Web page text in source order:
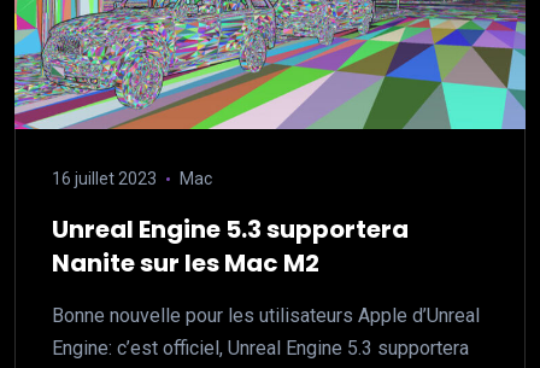
16 juillet 2023 Mac
Unreal Engine 5.3 supportera
Nanite sur les Mac M2
Bonne nouvelle pour les utilisateurs Apple d’Unreal
Engine: c’est officiel, Unreal Engine 5.3 supportera